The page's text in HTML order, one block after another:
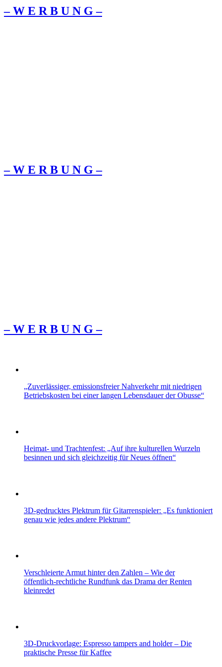
– W Ε R Β U Ν G –
– W Ε R Β U Ν G –
– W Ε R Β U Ν G –
„Zuverlässiger, emissionsfreier Nahverkehr mit niedrigen
Betriebskosten bei einer langen Lebensdauer der Obusse“
Heimat- und Trachtenfest: „Auf ihre kulturellen Wurzeln
besinnen und sich gleichzeitig für Neues öffnen“
3D-gedrucktes Plektrum für Gitarrenspieler: „Es funktioniert
genau wie jedes andere Plektrum“
Verschleierte Armut hinter den Zahlen – Wie der
öffentlich‑rechtliche Rundfunk das Drama der Renten
kleinredet
3D-Druckvorlage: Espresso tampers and holder – Die
praktische Presse für Kaffee